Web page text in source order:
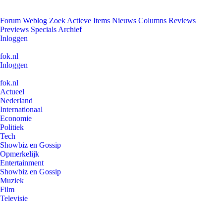
Forum Weblog Zoek Actieve Items Nieuws Columns Reviews
Previews Specials Archief
Inloggen
fok.nl
Inloggen
fok.nl
Actueel
Nederland
Internationaal
Economie
Politiek
Tech
Showbiz en Gossip
Opmerkelijk
Entertainment
Showbiz en Gossip
Muziek
Film
Televisie